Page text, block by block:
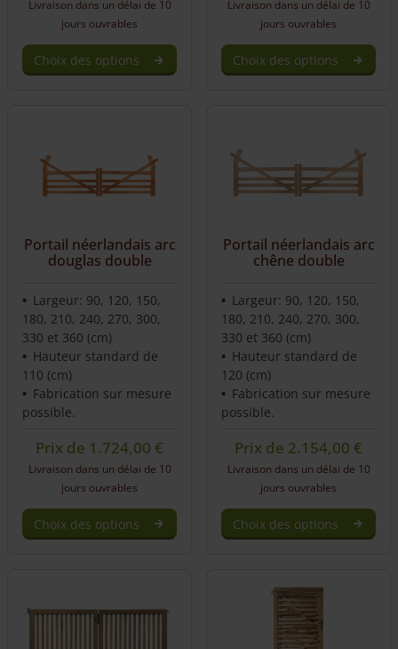
Livraison dans un délai de 10
jours ouvrables
Choix des options
Livraison dans un délai de 10
jours ouvrables
Choix des options
variants.
The
options
chosen
product
page
Portail néerlandais arc
douglas double
Largeur: 90, 120, 150,
180, 210, 240, 270, 300,
330 et 360 (cm)
Hauteur standard de
110 (cm)
Fabrication sur mesure
possible.
Prix de 1.724,00 €
Livraison dans un délai de 10
jours ouvrables
Choix des options
Portail néerlandais arc
chêne double
Largeur: 90, 120, 150,
180, 210, 240, 270, 300,
330 et 360 (cm)
Hauteur standard de
120 (cm)
Fabrication sur mesure
possible.
Prix de 2.154,00 €
Livraison dans un délai de 10
jours ouvrables
Choix des options